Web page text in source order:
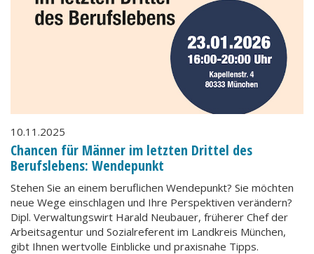
10.11.2025
Chancen für Männer im letzten Drittel des
Berufslebens: Wendepunkt
Stehen Sie an einem beruflichen Wendepunkt? Sie möchten
neue Wege einschlagen und Ihre Perspektiven verändern?
Dipl. Verwaltungswirt Harald Neubauer, früherer Chef der
Arbeitsagentur und Sozialreferent im Landkreis München,
gibt Ihnen wertvolle Einblicke und praxisnahe Tipps.